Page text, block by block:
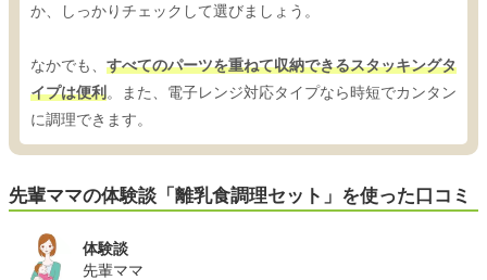
か、しっかりチェックして選びましょう。
なかでも、 すべてのパーツを重ねて収納できるスタッキングタ
イプは便利。また、電子レンジ対応タイプなら時短でカンタン
に調理できます。
先輩ママの体験談「離乳食調理セット」を使った口コミ
体験談
先輩ママ